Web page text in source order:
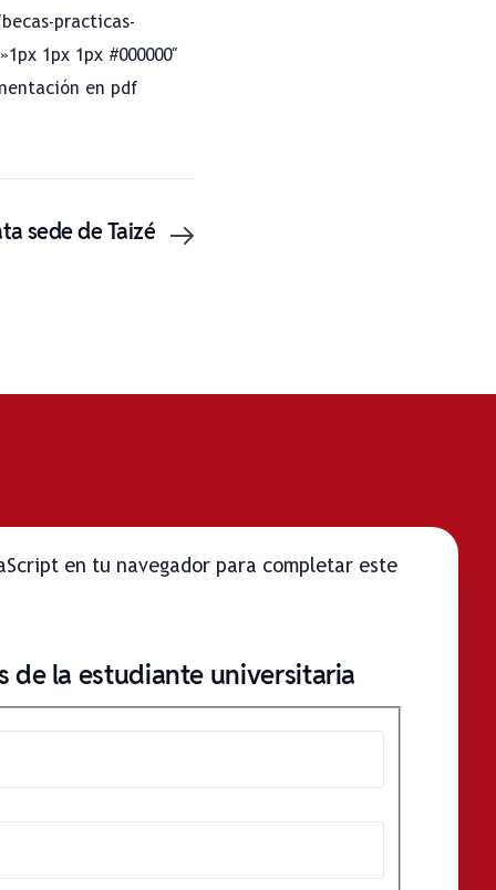
practicas-
1px 1px #000000″
en pdf
sede de Taizé
en tu navegador para completar este
de la estudiante universitaria